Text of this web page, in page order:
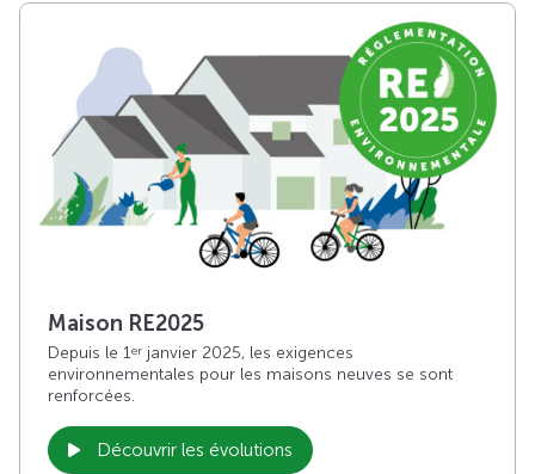
Maison RE2025
Depuis le 1er janvier 2025, les exigences
environnementales pour les maisons neuves se sont
renforcées.
Découvrir les évolutions